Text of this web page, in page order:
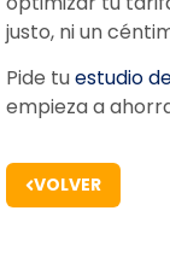
justo, ni un
Pide tuestudio
empieza a
VOLVER